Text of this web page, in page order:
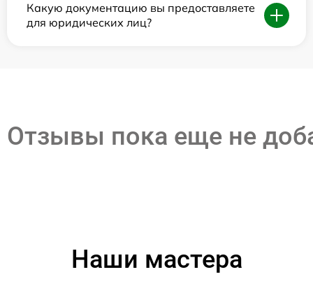
Какую документацию вы предоставляете
для юридических лиц?
Отзывы пока еще не
Наши мастера